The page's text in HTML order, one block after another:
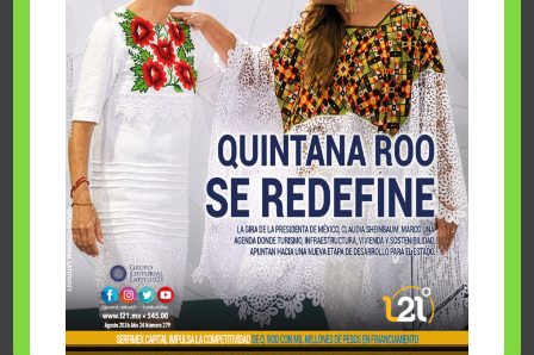
Fairmont Mayakoba y Make-A-Wish México unieron
esfuerzos para hacer realidad el deseo de una …